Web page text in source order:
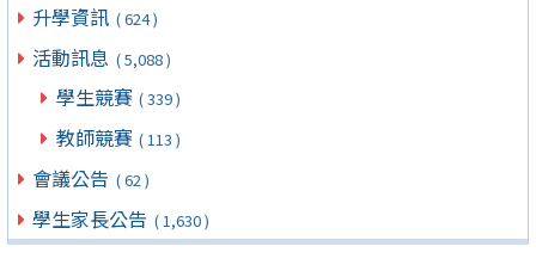
升學資訊 ( 624 )
活動訊息 ( 5,088 )
學生競賽 ( 339 )
教師競賽 ( 113 )
會議公告 ( 62 )
學生家長公告 ( 1,630 )